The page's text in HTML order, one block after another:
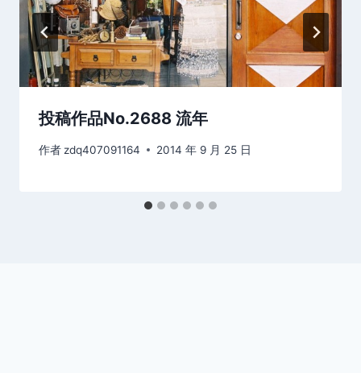
投稿作品No.2688 流年
作者 zdq407091164 2014 年 9 月 25 日